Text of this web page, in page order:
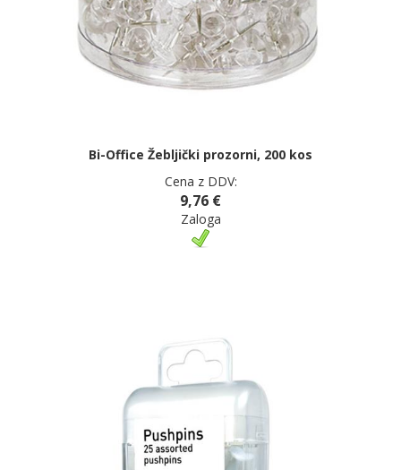
Bi-Office Žebljički prozorni, 200 kos
Cena z DDV:
9,76 €
Zaloga